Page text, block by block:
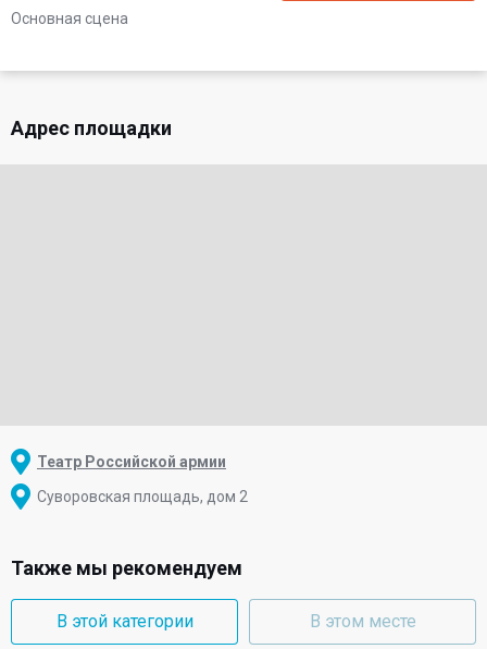
Основная сцена
Адрес площадки
Театр Российской армии
Суворовская площадь, дом 2
Также мы рекомендуем
В этой категории В этом месте